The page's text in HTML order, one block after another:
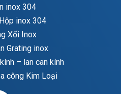
inox 304
inox 304
Xối Inox
Grating inox
– lan can kính
công Kim Loại